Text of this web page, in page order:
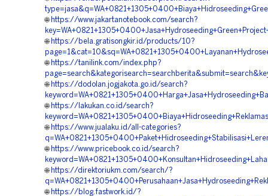
🌐 https://www.jakartanotebook.com/search?
🌐 https://bela.gratisongkir.id/products/10?
🌐 https://tanilink.com/index.php?
🌐 https://dodolan.jogjakota.go.id/search?
🌐 https://lakukan.co.id/search?
🌐 https://www.jualaku.id/all-categories?
🌐 https://www.pricebook.co.id/search?
🌐 https://direktoriukm.com/search/?
🌐 https://blog.fastwork.id/?